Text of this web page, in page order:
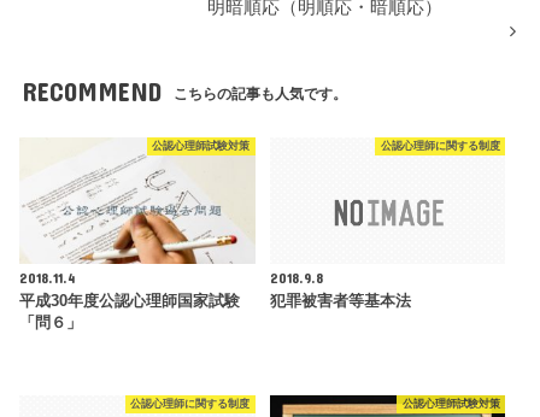
明暗順応（明順応・暗順応）
RECOMMEND こちらの記事も人気です。
公認心理師試験対策
2018.11.4
平成30年度公認心理師国家試験
「問６」
公認心理師に関する制度
2018.9.8
犯罪被害者等基本法
公認心理師に関する制度 公認心理師試験対策